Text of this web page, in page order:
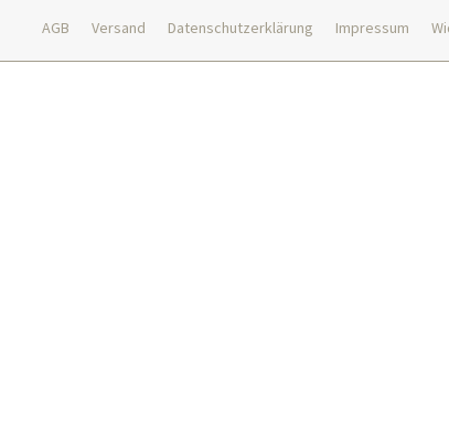
AGB Versand Datenschutzerklärung Impressum